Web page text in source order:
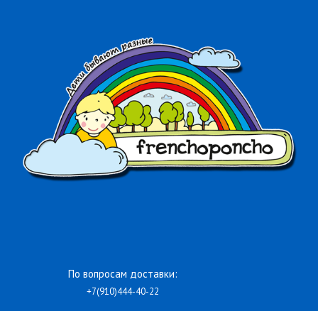
По вопросам доставки:
+7(910)444-40-22